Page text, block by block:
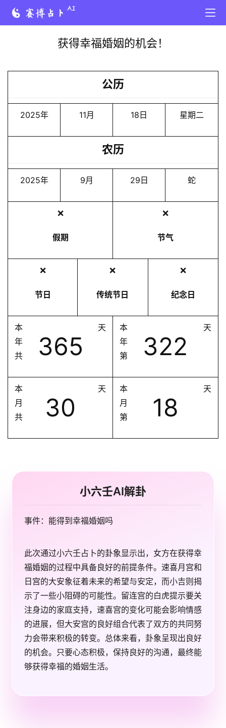
获得幸福婚姻的机会！
公历
2025年 11月 18日 星期二
农历
2025年 9月 29日 蛇
❌
假期
❌
节气
❌
节日
❌
传统节日
❌
纪念日
本
年
共
365
天
本
年
第
322
天
本
月
共
30
天
本
月
第
18
天
小六壬AI解卦
事件：能得到幸福婚姻吗
此次通过小六壬占卜的卦象显示出，女方在获得幸
福婚姻的过程中具备良好的前提条件。速喜月宫和
日宫的大安象征着未来的希望与安定，而小吉则揭
示了一些小阻碍的可能性。留连宫的白虎提示要关
注身边的家庭支持，速喜宫的变化可能会影响情感
的进展，但大安宫的良好组合代表了双方的共同努
力会带来积极的转变。总体来看，卦象呈现出良好
的机会。只要心态积极，保持良好的沟通，最终能
够获得幸福的婚姻生活。